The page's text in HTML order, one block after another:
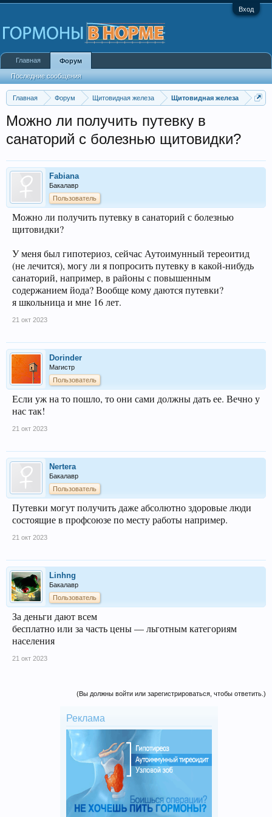
Вход
Главная Форум Щитовидная железа Щитовидная железа
Можно ли получить путевку в
санаторий с болезнью щитовидки?
Fabiana
Бакалавр
Пользователь
Можно ли получить путевку в санаторий с болезнью
щитовидки?
У меня был гипотериоз, сейчас Аутоимунный тереоитид
(не лечится), могу ли я попросить путевку в какой-нибудь
санаторий, например, в районы с повышенным
содержанием йода? Вообще кому даются путевки?
я школьница и мне 16 лет.
21 окт 2023
Dorinder
Магистр
Пользователь
Если уж на то пошло, то они сами должны дать ее. Вечно у
нас так!
21 окт 2023
Nertera
Бакалавр
Пользователь
Путевки могут получить даже абсолютно здоровые люди
состоящие в профсоюзе по месту работы например.
21 окт 2023
Linhng
Бакалавр
Пользователь
За деньги дают всем
бесплатно или за часть цены — льготным категориям
населения
21 окт 2023
(Вы должны войти или зарегистрироваться, чтобы ответить.)
Реклама
Главная Форум
Последние сообщения